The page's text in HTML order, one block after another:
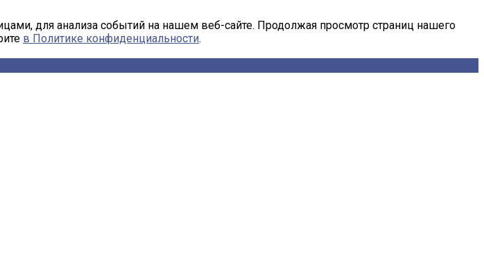
для анализа событий на нашем веб-сайте. Продолжая просмотр страниц нашего
в Политике конфиденциальности.